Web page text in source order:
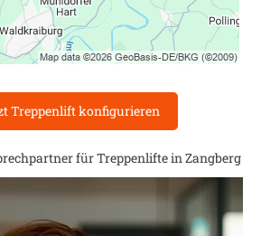
Treppenlift konfigurieren
für Treppenlifte inZangberg